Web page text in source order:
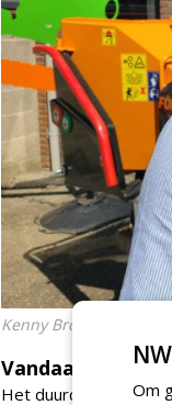
Kenny Brock
Vandaag de dag
Het duurde anderhalf
Om